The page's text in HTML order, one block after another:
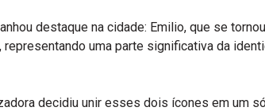
destaque na cidade: Emilio, que se
uma parte significativa da
decidiu unir esses dois ícones em um